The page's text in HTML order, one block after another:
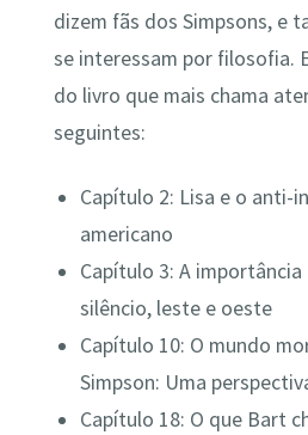
dizem fãs dos Simpsons, e
se interessam por filosofia.
do livro que mais chama
seguintes:
Capítulo 2: Lisa e o anti-
americano
Capítulo 3: A
silêncio, leste e oeste
Capítulo 10: O mundo
Simpson: Uma
Capítulo 18: O que Bart